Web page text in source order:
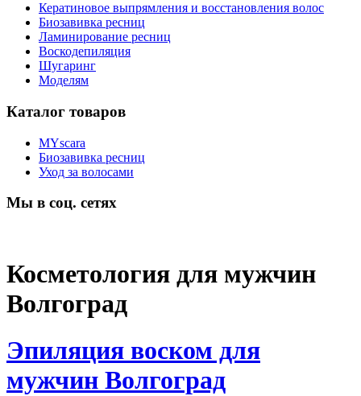
Кератиновое выпрямления и восстановления волос
Биозавивка ресниц
Ламинирование ресниц
Воскодепиляция
Шугаринг
Моделям
Каталог товаров
MYscara
Биозавивка ресниц
Уход за волосами
Мы в соц. сетях
Косметология для мужчин
Волгоград
Эпиляция воском для
мужчин Волгоград